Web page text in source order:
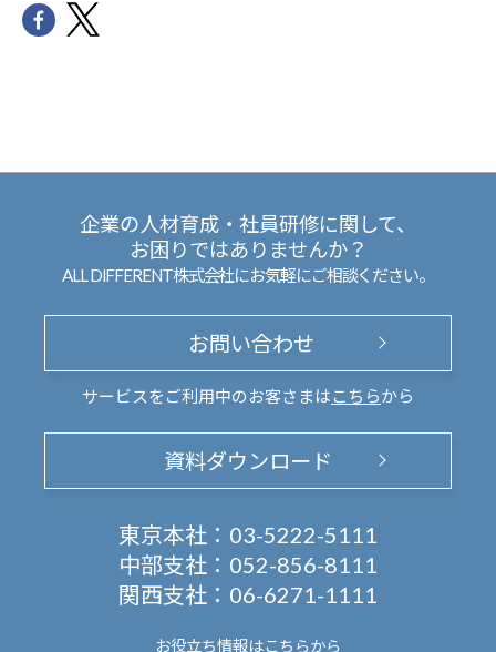
企業の人材育成・社員研修に関して、
お困りではありませんか？
ALL DIFFERENT株式会社にお気軽にご相談ください。
お問い合わせ
サービスをご利用中のお客さまは こちらから
資料ダウンロード
東京本社： 03-5222-5111
中部支社： 052-856-8111
関西支社： 06-6271-1111
お役立ち情報はこちらから